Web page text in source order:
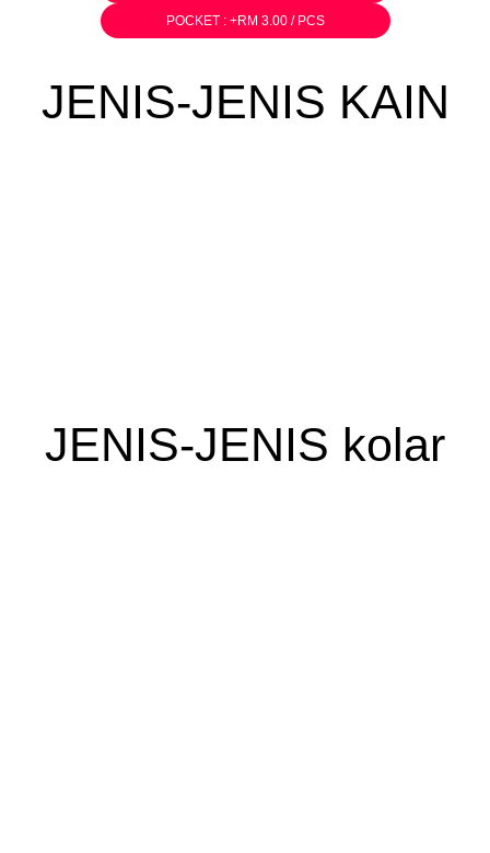
POCKET : +RM 3.00 / PCS
JENIS-JENIS KAIN
JENIS-JENIS kolar